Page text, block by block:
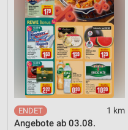
1 km
Angebote ab 03.08.